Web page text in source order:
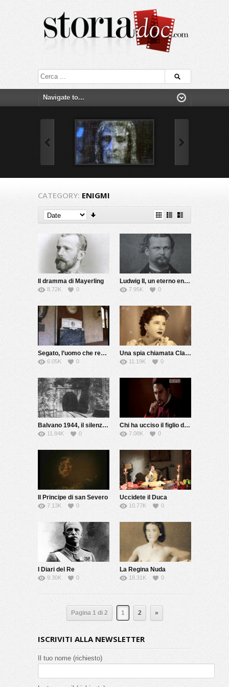
CATEGORY: ENIGMI
Il dramma di Mayerling
8.72K 0
Ludwig II, un eterno enigma
7.95K 0
Segato, l’uomo che rese immortale la morte
6.05K 0
Una spia chiamata Claretta
11.19K 0
Balvano 1944, il silenzio di una strage
11.84K 0
Chi ha ucciso il figlio della Gioconda?
7.08K 0
Il Principe di san Severo
7.13K 0
Uccidete il Duca
10.77K 0
I Diari del Re
9.30K 0
La Regina Nuda
18.31K 0
Pagina 1 di 2 1 2 »
ISCRIVITI ALLA NEWSLETTER
Il tuo nome (richiesto)